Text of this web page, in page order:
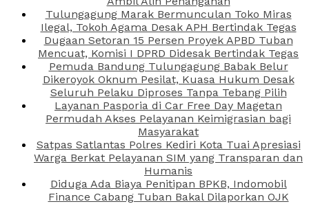
Tulungagung Marak Bermunculan Toko Miras
Ilegal, Tokoh Agama Desak APH Bertindak Tegas
Dugaan Setoran 15 Persen Proyek APBD Tuban
Mencuat, Komisi I DPRD Didesak Bertindak Tegas
Pemuda Bandung Tulungagung Babak Belur
Dikeroyok Oknum Pesilat, Kuasa Hukum Desak
Seluruh Pelaku Diproses Tanpa Tebang Pilih
Layanan Pasporia di Car Free Day Magetan
Permudah Akses Pelayanan Keimigrasian bagi
Masyarakat
Satpas Satlantas Polres Kediri Kota Tuai Apresiasi
Warga Berkat Pelayanan SIM yang Transparan dan
Humanis
Diduga Ada Biaya Penitipan BPKB, Indomobil
Finance Cabang Tuban Bakal Dilaporkan OJK